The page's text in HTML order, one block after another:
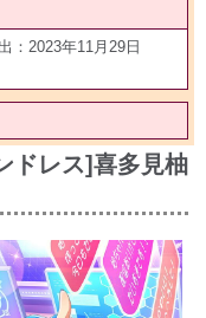
：2023年11月29日
ドレス]喜多見柚